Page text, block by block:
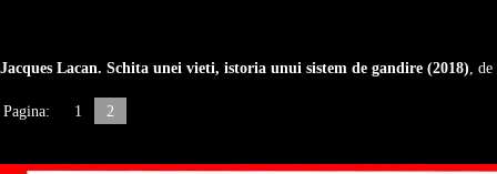
Jacques Lacan. Schita unei vieti, istoria unui sistem de gandire (2018), de
Pagina: 1 2